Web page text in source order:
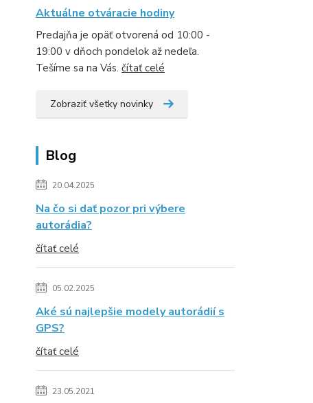
Aktuálne otváracie hodiny
Predajňa je opäť otvorená od 10:00 -
19:00 v dňoch pondelok až nedeľa.
Tešíme sa na Vás. čítať celé
Zobraziť všetky novinky
Blog
20.04.2025
Na čo si dať pozor pri výbere
autorádia?
čítať celé
05.02.2025
Aké sú najlepšie modely autorádií s
GPS?
čítať celé
23.05.2021